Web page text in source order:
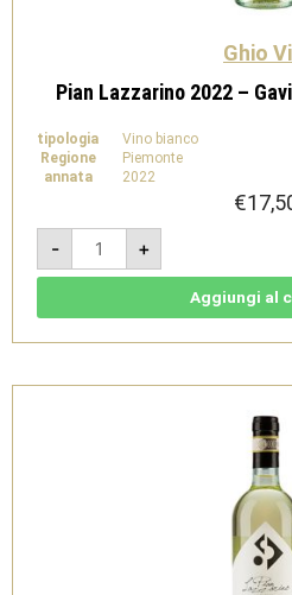
Ghio
Pian Lazzarino 2022 –
tipologia
Vino bianco
Regione
Piemonte
annata
2022
€
-
Pian
Lazzarino
2022
-
-
quantità
+
Aggiungi al